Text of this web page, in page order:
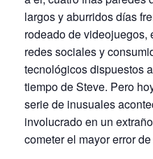
largos y aburridos días
rodeado de
redes sociales y
tecnológicos dispuestos
tiempo de Steve. Pero
serie de inusuales
involucrado en un
cometer el mayor error